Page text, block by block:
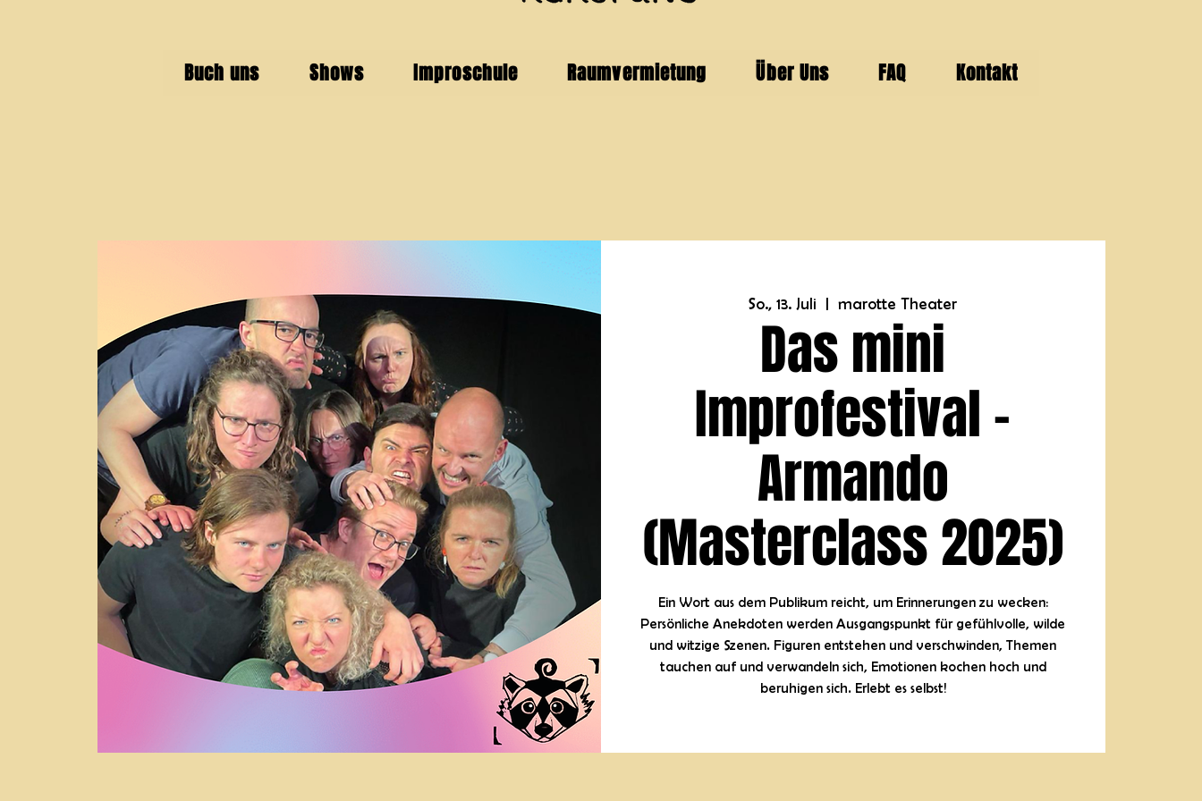
So., 13. Juli
  |
marotte Theater
Das mini
Improfestival -
Armando
(Masterclass 2025)
Ein Wort aus dem Publikum reicht, um Erinnerungen zu wecken:
Persönliche Anekdoten werden Ausgangspunkt für gefühlvolle, wilde
und witzige Szenen. Figuren entstehen und verschwinden, Themen
tauchen auf und verwandeln sich, Emotionen kochen hoch und
beruhigen sich. Erlebt es selbst!
Buch uns Shows Improschule Raumvermietung Über Uns FAQ Kontakt